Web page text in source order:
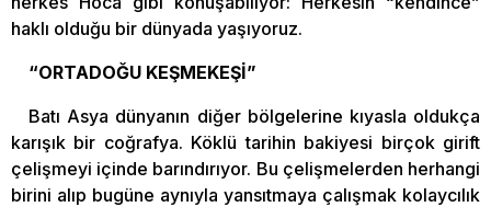
haklı olduğu bir dünyada yaşıyoruz.
“ORTADOĞU KEŞMEKEŞİ”
Batı Asya dünyanın diğer bölgelerine kıyasla oldukça
karışık bir coğrafya. Köklü tarihin bakiyesi birçok girift
çelişmeyi içinde barındırıyor. Bu çelişmelerden herhangi
birini alıp bugüne aynıyla yansıtmaya çalışmak kolaycılık